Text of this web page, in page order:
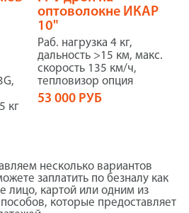
кг
оптоволокне ИКАР
10"
Раб. нагрузка 4 кг,
дальность >15 км, макс.
скорость 135 км/ч,
тепловизор опция
53 000 РУБ
несколько вариантов
заплатить по безналу как
лицо, картой или одним из
которые предоставляет